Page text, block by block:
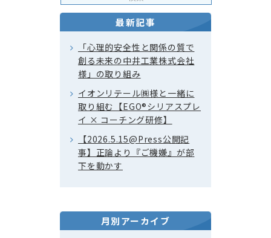
最新記事
「心理的安全性と関係の質で
創る未来の中井工業株式会社
様」の取り組み
イオンリテール㈱様と一緒に
取り組む【EGO®シリアスプレ
イ × コーチング研修】
【2026.5.15@Press公開記
事】正論より『ご機嫌』が部
下を動かす
月別アーカイブ